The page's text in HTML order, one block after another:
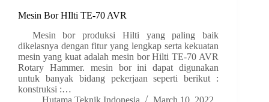
Mesin Bor HIlti TE-70 AVR
Mesin bor produksi Hilti yang paling baik
dikelasnya dengan fitur yang lengkap serta kekuatan
mesin yang kuat adalah mesin bor Hilti TE-70 AVR
Rotary Hammer. mesin bor ini dapat digunakan
untuk banyak bidang pekerjaan seperti berikut :
konstruksi :…
Hutama Teknik Indonesia
March 10, 2022